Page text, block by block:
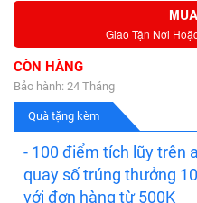
Giao Tận Nơi
CÒN HÀNG
Bảo hành: 24 Tháng
Quà tặng kèm
- 100 điểm tích lũy trên
quay số trúng thưởng
với đơn hàng từ 500K